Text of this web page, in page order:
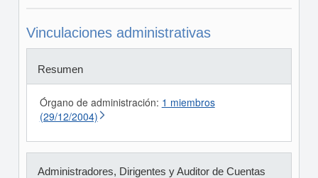
Vinculaciones administrativas
Resumen
Órgano de administración: 1 miembros
(29/12/2004)
Administradores, Dirigentes y Auditor de Cuentas